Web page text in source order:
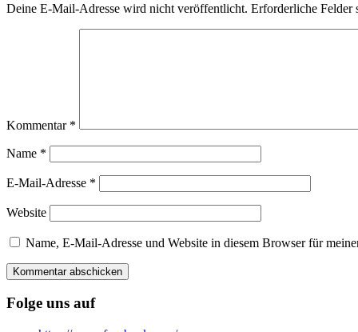
Deine E-Mail-Adresse wird nicht veröffentlicht. Erforderliche Felder
Kommentar *
Name *
E-Mail-Adresse *
Website
Name, E-Mail-Adresse und Website in diesem Browser für
Folge uns auf